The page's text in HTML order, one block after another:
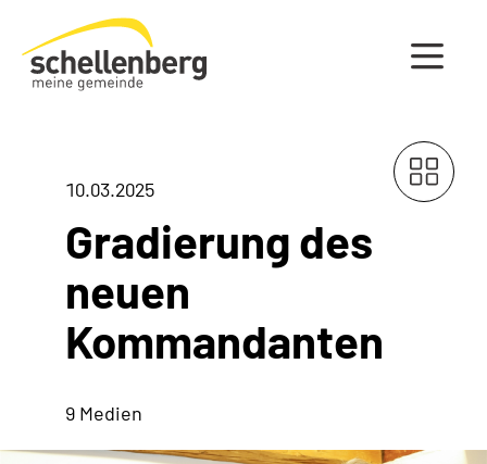
Gemeinde Schellenberg Startseite
10.03.2025
Gradierung des
neuen
Kommandanten
9 Medien